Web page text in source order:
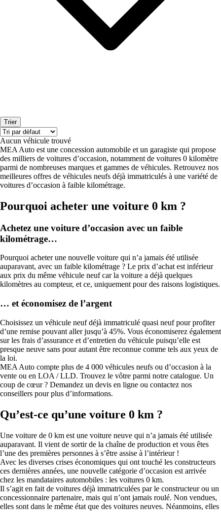
Trier
Aucun véhicule trouvé
MEA Auto est une concession automobile et un garagiste qui propose
des milliers de voitures d’occasion, notamment de voitures 0 kilomètre
parmi de nombreuses marques et gammes de véhicules. Retrouvez nos
meilleures offres de véhicules neufs déjà immatriculés à une variété de
voitures d’occasion à faible kilométrage.
Pourquoi acheter une voiture 0 km ?
Achetez une voiture d’occasion avec un faible
kilométrage…
Pourquoi acheter une nouvelle voiture qui n’a jamais été utilisée
auparavant, avec un faible kilométrage ? Le prix d’achat est inférieur
aux prix du même véhicule neuf car la voiture a déjà quelques
kilomètres au compteur, et ce, uniquement pour des raisons logistiques.
… et économisez de l’argent
Choisissez un véhicule neuf déjà immatriculé quasi neuf pour profiter
d’une remise pouvant aller jusqu’à 45%. Vous économiserez également
sur les frais d’assurance et d’entretien du véhicule puisqu’elle est
presque neuve sans pour autant être reconnue comme tels aux yeux de
la loi.
MEA Auto compte plus de 4 000 véhicules neufs ou d’occasion à la
vente ou en LOA / LLD. Trouvez le vôtre parmi notre catalogue. Un
coup de cœur ? Demandez un devis en ligne ou contactez nos
conseillers pour plus d’informations.
Qu’est-ce qu’une voiture 0 km ?
Une voiture de 0 km est une voiture neuve qui n’a jamais été utilisée
auparavant. Il vient de sortir de la chaîne de production et vous êtes
l’une des premières personnes à s’être assise à l’intérieur !
Avec les diverses crises économiques qui ont touché les constructeurs
ces dernières années, une nouvelle catégorie d’occasion est arrivée
chez les mandataires automobiles : les voitures 0 km.
Il s’agit en fait de voitures déjà immatriculées par le constructeur ou un
concessionnaire partenaire, mais qui n’ont jamais roulé. Non vendues,
elles sont dans le même état que des voitures neuves. Néanmoins, elles